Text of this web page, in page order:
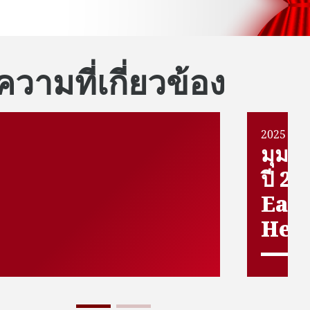
ามที่เกี่ยวข้อง
2025
มุมอ
ปี